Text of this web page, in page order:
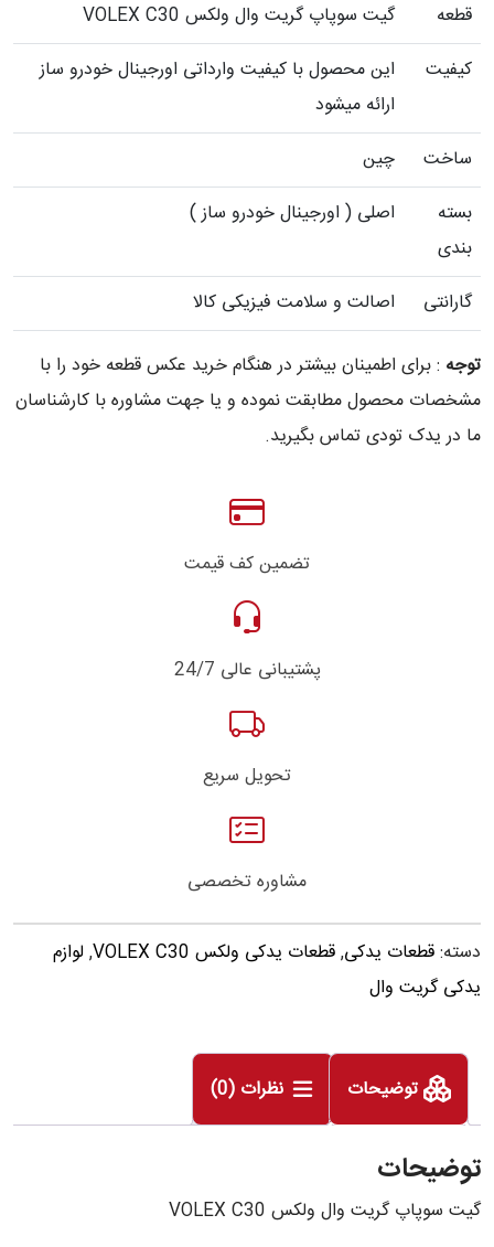
قطعه
گیت سوپاپ گریت وال ولکس VOLEX C30
کیفیت
این محصول با کیفیت وارداتی اورجینال خودرو ساز
ارائه میشود
ساخت
چین
بسته
بندی
اصلی ( اورجینال خودرو ساز )
گارانتی اصالت و سلامت فیزیکی کالا
توجه : برای اطمینان بیشتر در هنگام خرید عکس قطعه خود را با
مشخصات محصول مطابقت نموده و یا جهت مشاوره با کارشناسان
ما در یدک تودی تماس بگیرید.
تضمین کف قیمت
پشتیبانی عالی 24/7
تحویل سریع
مشاوره تخصصی
دسته:قطعات یدکی,قطعات یدکی ولکس VOLEX C30 ,لوازم
یدکی گریت وال
توضیحات نظرات (0)
توضیحات
گیت سوپاپ گریت وال ولکس VOLEX C30